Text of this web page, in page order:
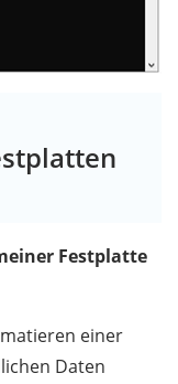
Festplatte
einer
Daten